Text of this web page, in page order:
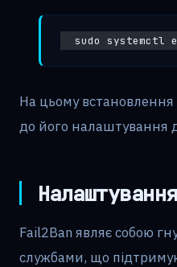
sudo systemctl
На цьому
до його налаштування
Fail2Ban являє собою
службами, що